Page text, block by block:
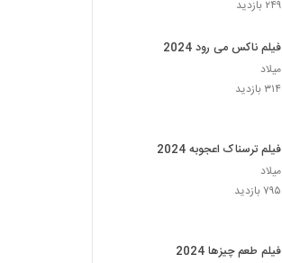
۲۴۹ بازدید
فیلم ناکس می رود 2024
میلاد
۳۱۴ بازدید
فیلم ترسناک اعجوبه 2024
میلاد
۷۹۵ بازدید
فیلم طعم چیزها 2024